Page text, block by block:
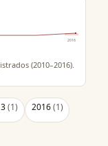
2016
(2010–2016).
(1) 2016(1)